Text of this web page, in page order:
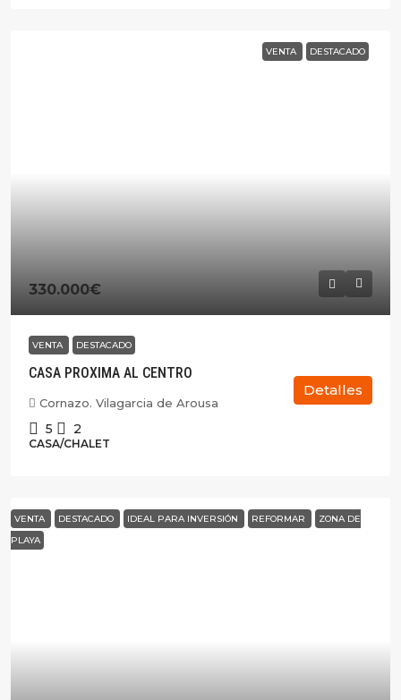
VENTA DESTACADO
330.000€
VENTA DESTACADO
CASA PROXIMA AL CENTRO
Cornazo. Vilagarcia de Arousa
5 2
CASA/CHALET
Detalles
VENTA DESTACADO IDEAL PARA INVERSIÓN REFORMAR
ZONA DE
PLAYA